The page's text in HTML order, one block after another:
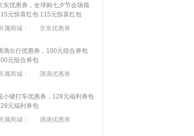
东优惠券，全球购七夕节会场领
元惊喜红包 115元惊喜红包
属商城：
京东优惠券
滴出行优惠券，100元组合券包
元组合券包
属商城：
滴滴优惠券
小猪打车优惠券，128元福利券包
元福利券包
属商城：
滴滴优惠券